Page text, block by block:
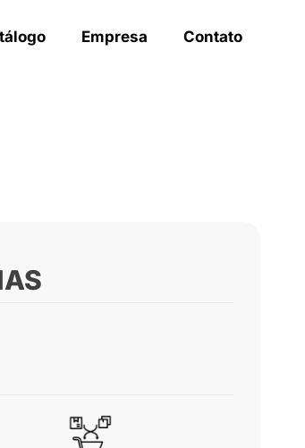
Empresa Contato